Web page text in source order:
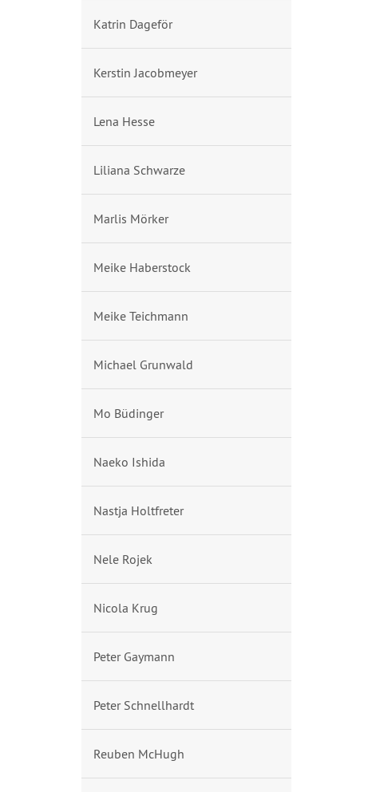
Katrin Dageför
Kerstin Jacobmeyer
Lena Hesse
Liliana Schwarze
Marlis Mörker
Meike Haberstock
Meike Teichmann
Michael Grunwald
Mo Büdinger
Naeko Ishida
Nastja Holtfreter
Nele Rojek
Nicola Krug
Peter Gaymann
Peter Schnellhardt
Reuben McHugh